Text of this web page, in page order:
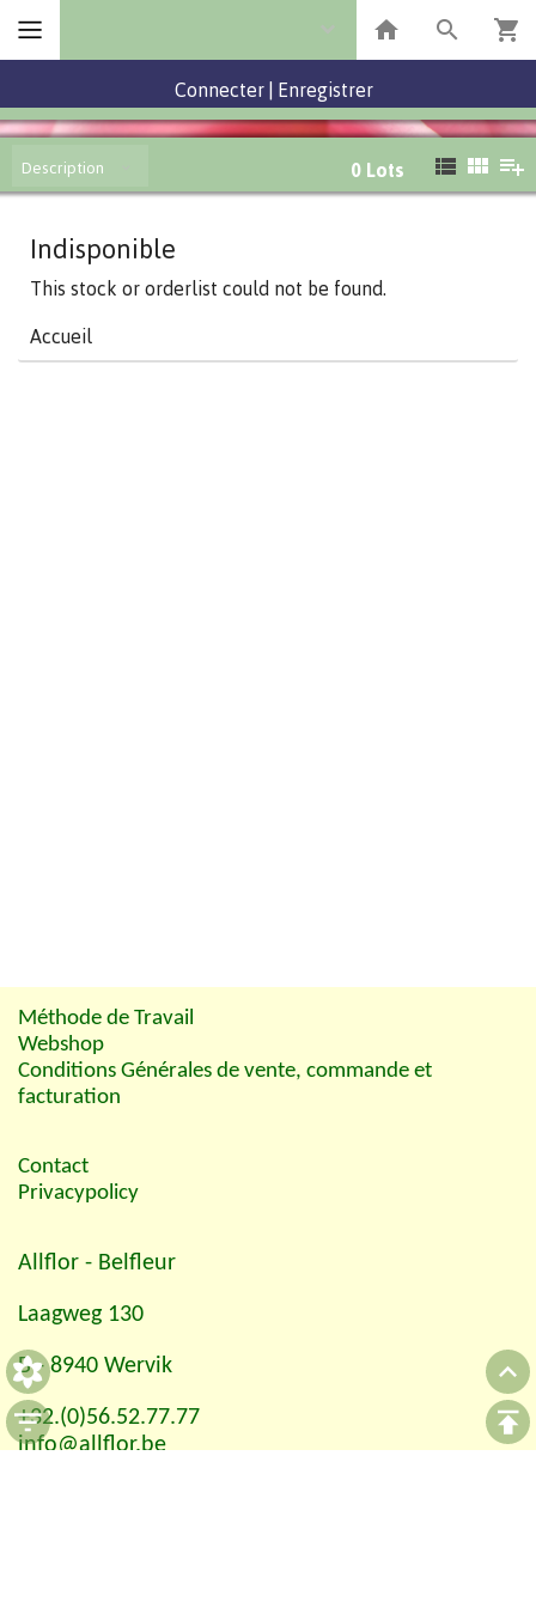
Connecter Enregistrer
Description 0 Lots
Indisponible
This stock or orderlist could not be found.
Accueil
Méthode de Travail
Webshop
Conditions Générales de vente, commande et
facturation
Contact
Privacypolicy
Allflor - Belfleur
Laagweg 130
B - 8940 Wervik
+32.(0)56.52.77.77
info@allflor.be